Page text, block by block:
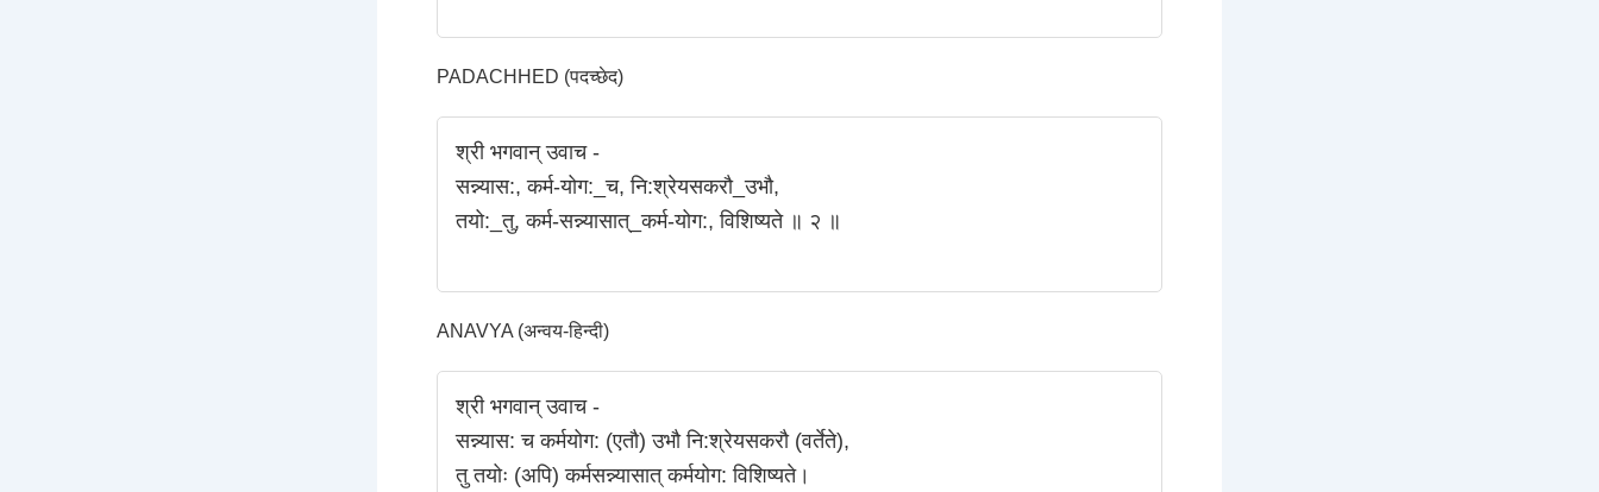
PADACHHED (पदच्छेद)
श्री भगवान् उवाच -
सन्न्यास:, कर्म-योग:_च, नि:श्रेयसकरौ_उभौ,
तयो:_तु, कर्म-सन्न्यासात्_कर्म-योग:, विशिष्यते ॥ २ ॥
ANAVYA (अन्वय-हिन्दी)
श्री भगवान् उवाच -
सन्न्यास: च कर्मयोग: (एतौ) उभौ नि:श्रेयसकरौ (वर्तेते),
तु तयोः (अपि) कर्मसन्न्यासात्‌ कर्मयोग: विशिष्यते।